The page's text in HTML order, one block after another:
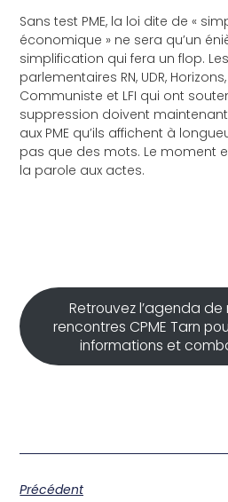
Sans test PME, la loi dite de «
économique » ne sera qu’un
simplification qui fera un flop.
parlementaires RN, UDR,
Communiste et LFI qui ont
suppression doivent
aux PME qu’ils affichent à
pas que des mots. Le moment
la parole aux actes.
Retrouvez l’agenda
rencontres CPME Tarn
informations et
Précédent